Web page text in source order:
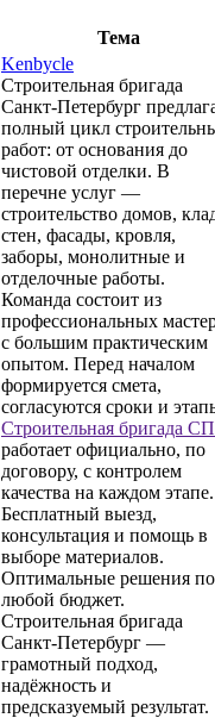
Тема
Kenbycle
Строительная бригада
Санкт-Петербург
полный цикл
работ: от основания до
чистовой отделки. В
перечне услуг —
строительство домов,
стен, фасады, кровля,
заборы, монолитные и
отделочные работы.
Команда состоит из
профессиональных
с большим практическим
опытом. Перед началом
формируется смета,
согласуются сроки и
Строительная бригада
работает официально, по
договору, с контролем
качества на каждом этапе.
Бесплатный выезд,
консультация и помощь в
выборе материалов.
Оптимальные решения
любой бюджет.
Строительная бригада
Санкт-Петербург —
грамотный подход,
надёжность и
предсказуемый результат.